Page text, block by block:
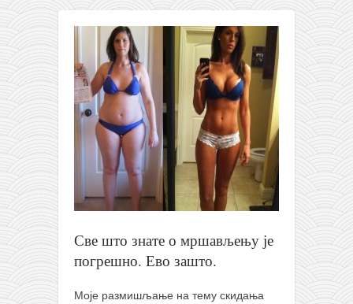
мој хаику
моменти и места
бонус садржај
светлопис
законоправило
духовни отац
православље
забрањена историја
ћирилица
породичне приче
прота Воја
уместо твитера
Све што знате о мршављењу је
погрешно. Ево зашто.
Моје размишљање на тему скидања